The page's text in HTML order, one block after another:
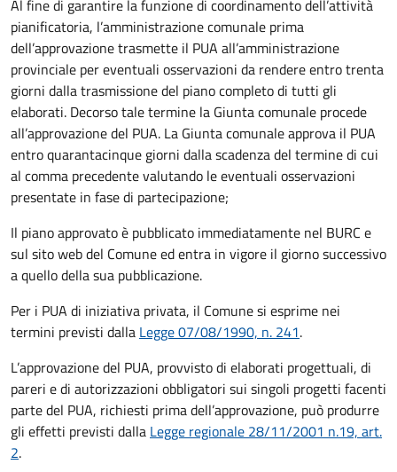
Al fine di garantire la funzione di coordinamento dell’attività
pianificatoria, l’amministrazione comunale prima
dell’approvazione trasmette il PUA all’amministrazione
provinciale per eventuali osservazioni da rendere entro trenta
giorni dalla trasmissione del piano completo di tutti gli
elaborati. Decorso tale termine la Giunta comunale procede
all’approvazione del PUA. La Giunta comunale approva il PUA
entro quarantacinque giorni dalla scadenza del termine di cui
al comma precedente valutando le eventuali osservazioni
presentate in fase di partecipazione;
Il piano approvato è pubblicato immediatamente nel BURC e
sul sito web del Comune ed entra in vigore il giorno successivo
a quello della sua pubblicazione.
Per i PUA di iniziativa privata, il Comune si esprime nei
termini previsti dalla Legge 07/08/1990, n. 241.
L’approvazione del PUA, provvisto di elaborati progettuali, di
pareri e di autorizzazioni obbligatori sui singoli progetti facenti
parte del PUA, richiesti prima dell’approvazione, può produrre
gli effetti previsti dalla Legge regionale 28/11/2001 n.19, art.
2.